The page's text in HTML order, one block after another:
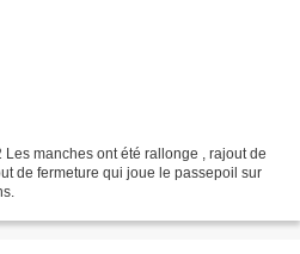
manches ont été rallonge , rajout de
de fermeture qui joue le passepoil sur